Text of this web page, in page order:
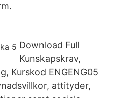
Download Full
Kunskapskrav,
Kurskod ENGENG05
attityder,